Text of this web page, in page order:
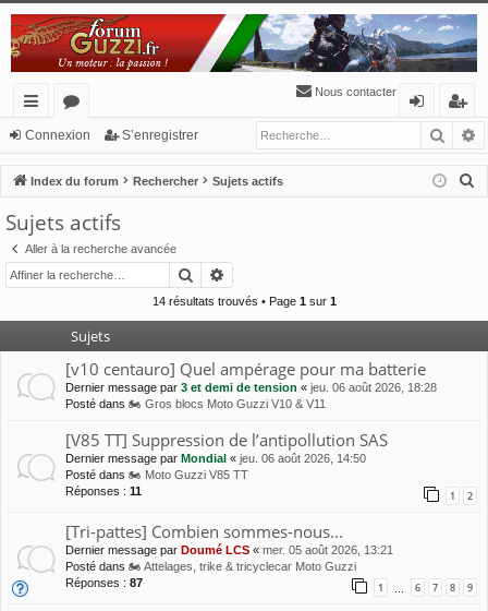
cc
ès
ra
pi
de
or
u
m
Nous contacter
n
ne
’e
nr
eg
Connexion S’enregistrer
Index du forum Rechercher Sujets actifs
c
Sujets actifs
Aller à la recherche avancée
Rechercher
14 résultats trouvés • Page 1sur 1
Sujets
[v10 centauro] Quel ampérage pour ma batterie
Dernier message par 3 et demi de tension « jeu. 06 août 2026, 18:28
Posté dans 🏍 Gros blocs Moto Guzzi V10 & V11
[V85 TT] Suppression de l’antipollution SAS
Dernier message par Mondial « jeu. 06 août 2026, 14:50
Posté dans 🏍 Moto Guzzi V85 TT
Réponses : 11 1 2
[Tri-pattes] Combien sommes-nous...
Dernier message par Doumé LCS « mer. 05 août 2026, 13:21
Posté dans 🏍 Attelages, trike & tricyclecar Moto Guzzi
Réponses : 87 1 … 6 7 8 9